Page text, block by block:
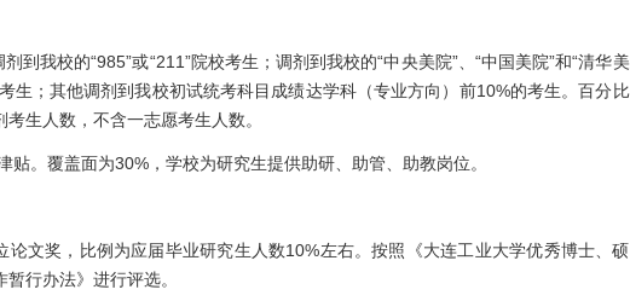
我校的“985”或“211”院校考生；调剂到我校的“中央美院”、“中国美院”和“清华美
生；其他调剂到我校初试统考科目成绩达学科（专业方向）前10%的考生。百分比
生人数，不含一志愿考生人数。
。覆盖面为30%，学校为研究生提供助研、助管、助教岗位。
奖，比例为应届毕业研究生人数10%左右。按照《大连工业大学优秀博士、硕
行办法》进行评选。